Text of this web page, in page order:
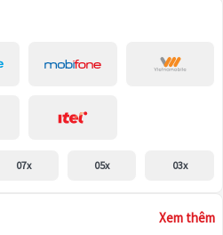
07x 05x 03x
Xem thêm